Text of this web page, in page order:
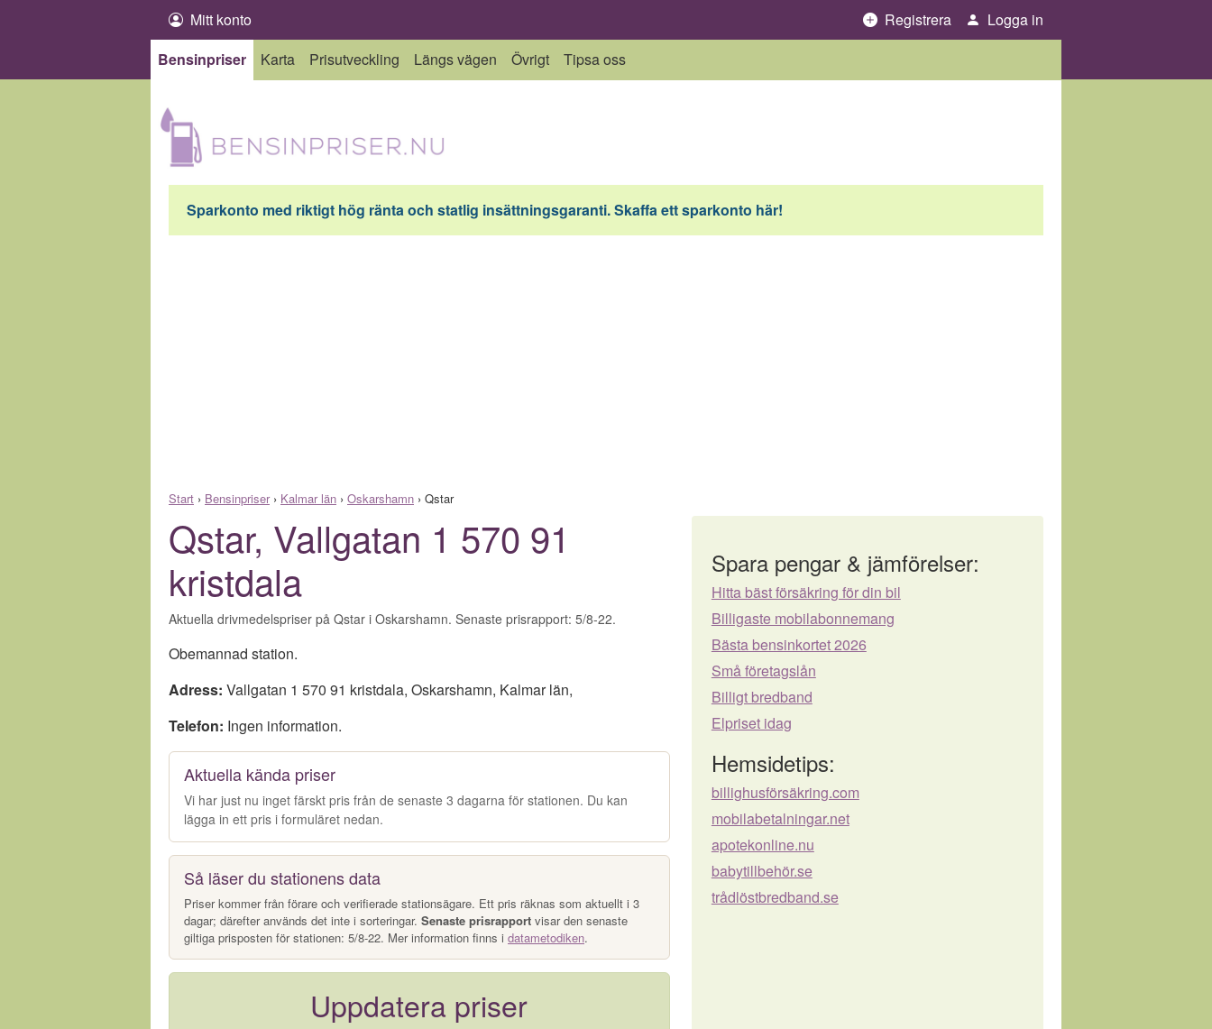
Mitt konto Registrera
Logga in
Bensinpriser
Karta Prisutveckling Längs vägen Övrigt Tipsa oss
Sparkonto med riktigt hög ränta och statlig insättningsgaranti. Skaffa ett sparkonto här!
Start › Bensinpriser› Kalmar län › Oskarshamn › Qstar
Qstar, Vallgatan 1 570 91
kristdala
Aktuella drivmedelspriser på Qstar i Oskarshamn. Senaste prisrapport: 5/8-22.
Obemannad station.
Adress: Vallgatan 1 570 91 kristdala, Oskarshamn, Kalmar län,
Telefon: Ingen information.
Aktuella kända priser
Vi har just nu inget färskt pris från de senaste 3 dagarna för stationen. Du kan
lägga in ett pris i formuläret nedan.
Så läser du stationens data
Priser kommer från förare och verifierade stationsägare. Ett pris räknas som aktuellt i 3
dagar; därefter används det inte i sorteringar. Senaste prisrapport visar den senaste
giltiga prisposten för stationen: 5/8-22. Mer information finns i datametodiken.
Uppdatera priser
Spara pengar & jämförelser:
Hitta bäst försäkring för din bil
Billigaste mobilabonnemang
Bästa bensinkortet 2026
Små företagslån
Billigt bredband
Elpriset idag
Hemsidetips:
billighusförsäkring.com
mobilabetalningar.net
apotekonline.nu
babytillbehör.se
trådlöstbredband.se